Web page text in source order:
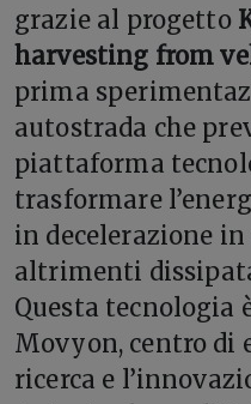
grazie al progetto
harvesting from
prima
autostrada che
piattaforma
trasformare
in decelerazione
altrimenti
Questa tecnologia
Movyon, centro di
ricerca e